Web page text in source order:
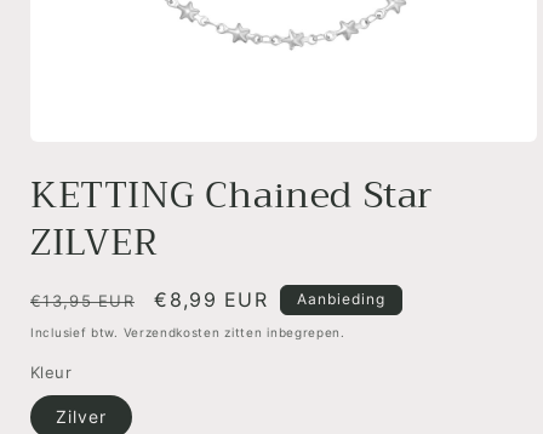
openen
in
KETTING Chained Star
ZILVER
Normale
prijs
€13,95 EUR Aanbiedingsprijs
€8,99 EUR Aanbieding
Inclusief btw. Verzendkosten zitten inbegrepen.
Kleur
Zilver